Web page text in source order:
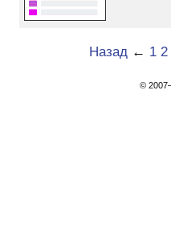
Назад ← 1 2
©